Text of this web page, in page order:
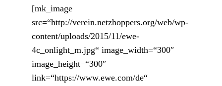
[mk_image
src=“http://verein.netzhoppers.org/web/wp-
content/uploads/2015/11/ewe-
4c_onlight_m.jpg“ image_width=“300″
image_height=“300″
link=“https://www.ewe.com/de“